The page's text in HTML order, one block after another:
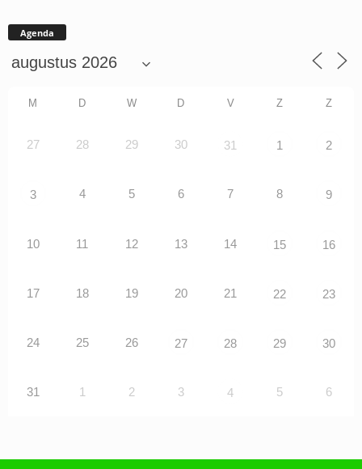
Agenda
M D W D V Z Z
27 28 29 30 31 1 2
3 4 5 6 7 8 9
10 11 12 13 14 15 16
17 18 19 20 21 22 23
24 25 26 27 28 29 30
31 1 2 3 4 5 6